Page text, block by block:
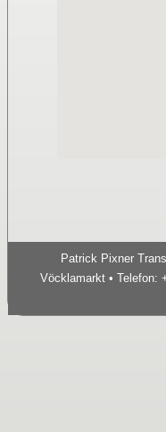
Patrick Pixner
Vöcklamarkt • Telefon: